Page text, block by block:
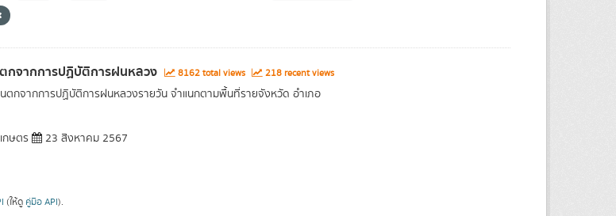
กจากการปฏิบัติการฝนหลวง 8162 total views 218 recent views
กจากการปฏิบัติการฝนหลวงรายวัน จำแนกตามพื้นที่รายจังหวัด อำเภอ
กษตร 23 สิงหาคม 2567
(ให้ดู คู่มือ API).